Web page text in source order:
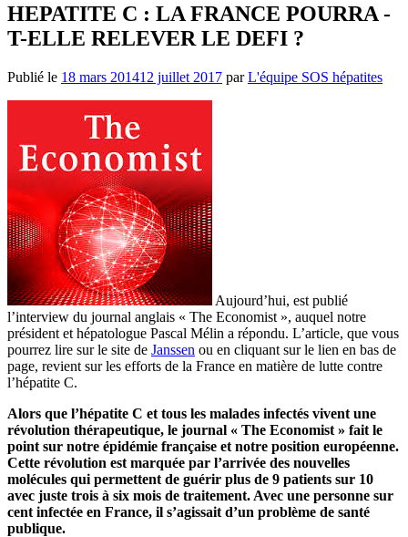
HEPATITE C : LA FRANCE POURRA -
T-ELLE RELEVER LE DEFI ?
Publié le 18 mars 201412 juillet 2017 parL'équipe SOS hépatites
Aujourd’hui, est publié
l’interview du journal anglais « The Economist », auquel notre
président et hépatologue Pascal Mélin a répondu. L’article, que vous
pourrez lire sur le site de Janssen ou en cliquant sur le lien en bas de
page, revient sur les efforts de la France en matière de lutte contre
l’hépatite C.
Alors que l’hépatite C et tous les malades infectés vivent une
révolution thérapeutique, le journal « The Economist » fait le
point sur notre épidémie française et notre position européenne.
Cette révolution est marquée par l’arrivée des nouvelles
molécules qui permettent de guérir plus de 9 patients sur 10
avec juste trois à six mois de traitement. Avec une personne sur
cent infectée en France, il s’agissait d’un problème de santé
publique.